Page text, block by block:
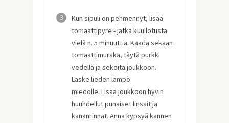
3
Kun sipuli on pehmennyt, lisää
tomaattipyre - jatka kuullotusta
vielä n. 5 minuuttia. Kaada sekaan
tomaattimurska, täytä purkki
vedellä ja sekoita joukkoon.
Laske lieden lämpö
miedolle. Lisää joukkoon hyvin
huuhdellut punaiset linssit ja
kananrinnat. Anna kypsyä kannen